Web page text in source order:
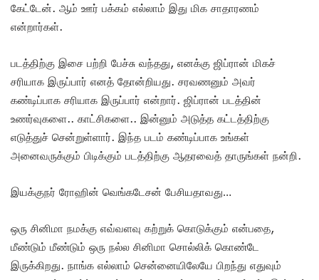
கேட்டேன். ஆம் ஊர் பக்கம் எல்லாம் இது மிக சாதாரணம்
என்றார்கள்.
படத்திற்கு இசை பற்றி பேச்சு வந்தது, எனக்கு ஜிப்ரான் மிகச்
சரியாக இருப்பார் எனத் தோன்றியது. சரவணனும் அவர்
கண்டிப்பாக சரியாக இருப்பார் என்றார். ஜிப்ரான் படத்தின்
உணர்வுகளை.. காட்சிகளை.. இன்னும் அடுத்த கட்டத்திற்கு
எடுத்துச் சென்றுள்ளார். இந்த படம் கண்டிப்பாக உங்கள்
அனைவருக்கும் பிடிக்கும் படத்திற்கு ஆதரவைத் தாருங்கள் நன்றி.
இயக்குநர் ரோஹின் வெங்கடேசன் பேசியதாவது…
ஒரு சினிமா நமக்கு எவ்வளவு கற்றுக் கொடுக்கும் என்பதை,
மீண்டும் மீண்டும் ஒரு நல்ல சினிமா சொல்லிக் கொண்டே
இருக்கிறது. நாங்க எல்லாம் சென்னையிலேயே பிறந்து எதுவும்